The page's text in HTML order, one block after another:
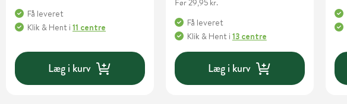
Få leveret
Klik & Hent i 11 centre
Læg i kurv
Før 29,95 kr.
Få leveret
Klik & Hent i 13 centre
Læg i kurv